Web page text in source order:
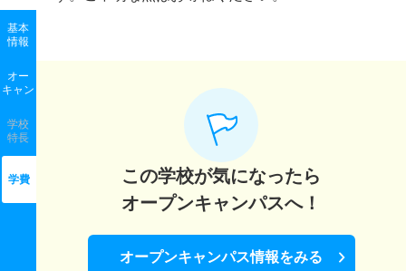
基本
情報
オー
キャン
学校
特長
学費
この学校が気になったら
オープンキャンパスへ！
オープンキャンパス情報をみる